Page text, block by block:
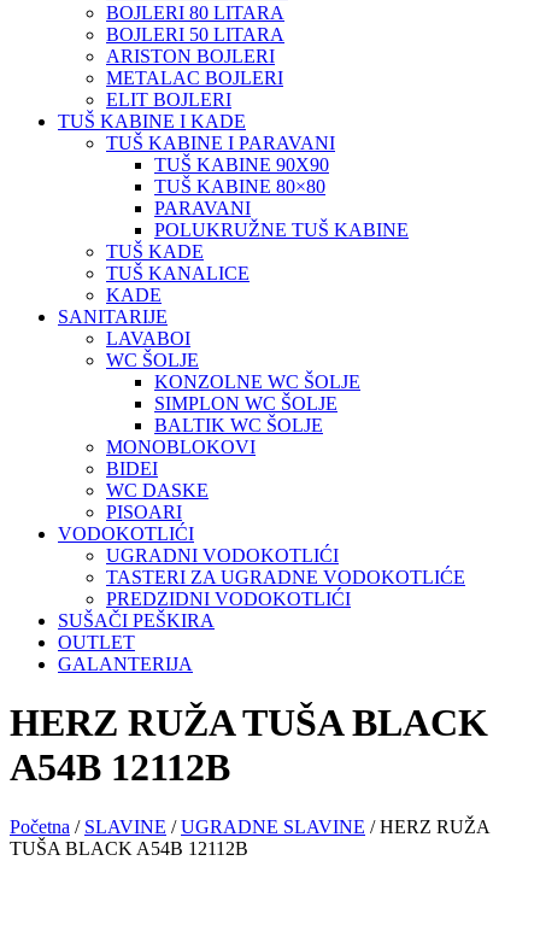
BOJLERI 80 LITARA
BOJLERI 50 LITARA
ARISTON BOJLERI
METALAC BOJLERI
ELIT BOJLERI
TUŠ KABINE I KADE
TUŠ KABINE I PARAVANI
TUŠ KABINE 90X90
TUŠ KABINE 80×80
PARAVANI
POLUKRUŽNE TUŠ KABINE
TUŠ KADE
TUŠ KANALICE
KADE
SANITARIJE
LAVABOI
WC ŠOLJE
KONZOLNE WC ŠOLJE
SIMPLON WC ŠOLJE
BALTIK WC ŠOLJE
MONOBLOKOVI
BIDEI
WC DASKE
PISOARI
VODOKOTLIĆI
UGRADNI VODOKOTLIĆI
TASTERI ZA UGRADNE VODOKOTLIĆE
PREDZIDNI VODOKOTLIĆI
SUŠAČI PEŠKIRA
OUTLET
GALANTERIJA
HERZ RUŽA TUŠA BLACK
A54B 12112B
Početna / SLAVINE /UGRADNE SLAVINE / HERZ RUŽA
TUŠA BLACK A54B 12112B